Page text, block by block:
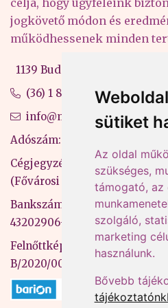
sütiket
Az oldal
szükséges,
támogató, az
szolgáló,
marketing
használunk.
Bővebb
jogkövető módon és
működhessenek minden
1139 Budapest, Váci út 99-105.
(36) 1 880 76 00
info@mprx.hu
Adószám: 13598145-2-41
Cégjegyzékszám: 01-09-
(Fővárosi Bíróság)
Bankszámlaszám: CIB Bank,
43202906-51100005
Felnőttképzési nyilvántartási
B/2020/000053